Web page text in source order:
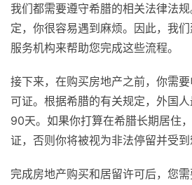
我们都需要遵守希腊的相关法律法
定，你很容易遇到麻烦。因此，我
服务机构来帮助您完成这些流程。
接下来，在购买房地产之前，你需
可证。根据希腊的有关规定，外国
90天。如果你打算在希腊长期居住
证，否则你将被视为非法停留并受到
完成房地产购买和居留许可后，您